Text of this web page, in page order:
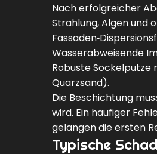
Nach erfolgreicher
Strahlung, Algen und
Wasserabweisende
Robuste Sockelputze
Quarzsand).
Die Beschichtung
wird. Ein häufiger
gelangen die ersten
Typische